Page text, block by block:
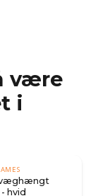
være
i
hvid